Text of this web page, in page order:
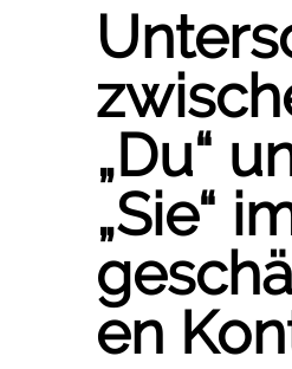
„Du“
„Sie“
en